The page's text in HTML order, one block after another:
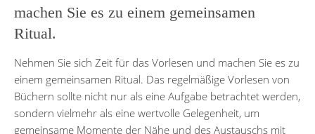
machen Sie es zu einem gemeinsamen
Ritual.
Nehmen Sie sich Zeit für das Vorlesen und machen Sie es zu
einem gemeinsamen Ritual. Das regelmäßige Vorlesen von
Büchern sollte nicht nur als eine Aufgabe betrachtet werden,
sondern vielmehr als eine wertvolle Gelegenheit, um
gemeinsame Momente der Nähe und des Austauschs mit